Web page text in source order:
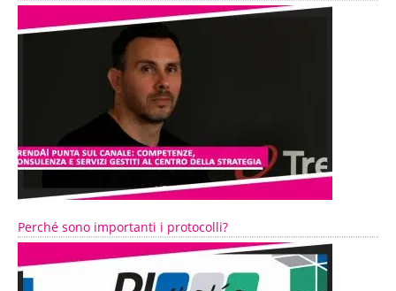
Perché sono importanti i protocolli?